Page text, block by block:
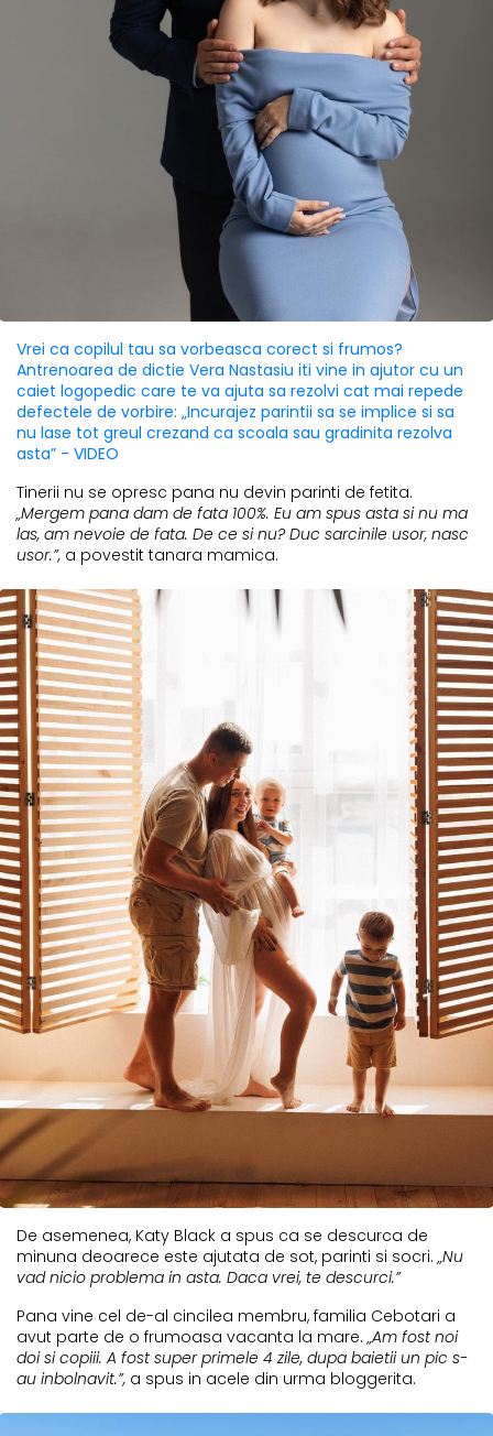
Vrei ca copilul tau sa vorbeasca corect si frumos?
Antrenoarea de dictie Vera Nastasiu iti vine in ajutor cu un
caiet logopedic care te va ajuta sa rezolvi cat mai repede
defectele de vorbire: „Incurajez parintii sa se implice si sa
nu lase tot greul crezand ca scoala sau gradinita rezolva
asta” - VIDEO
Tinerii nu se opresc pana nu devin parinti de fetita.
„Mergem pana dam de fata 100%. Eu am spus asta si nu ma
las, am nevoie de fata. De ce si nu? Duc sarcinile usor, nasc
usor.”, a povestit tanara mamica.
De asemenea, Katy Black a spus ca se descurca de
minuna deoarece este ajutata de sot, parinti si socri. „Nu
vad nicio problema in asta. Daca vrei, te descurci.”
Pana vine cel de-al cincilea membru, familia Cebotari a
avut parte de o frumoasa vacanta la mare. „Am fost noi
doi si copiii. A fost super primele 4 zile, dupa baietii un pic s-
au inbolnavit.”, a spus in acele din urma bloggerita.